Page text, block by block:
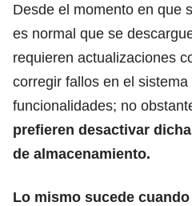
Desde el momento en que
es normal que se
requieren actualizaciones
corregir fallos en el
funcionalidades; no
prefieren desactivar
de almacenamiento.
Lo mismo sucede